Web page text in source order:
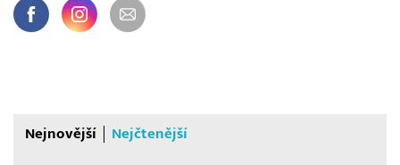
Nejnovější Nejčtenější